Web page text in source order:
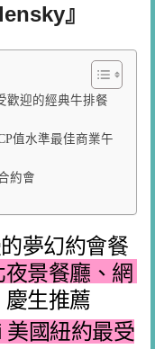
』
歡迎的經典牛排餐
值水準最佳商業午
約會
美國紐約最受